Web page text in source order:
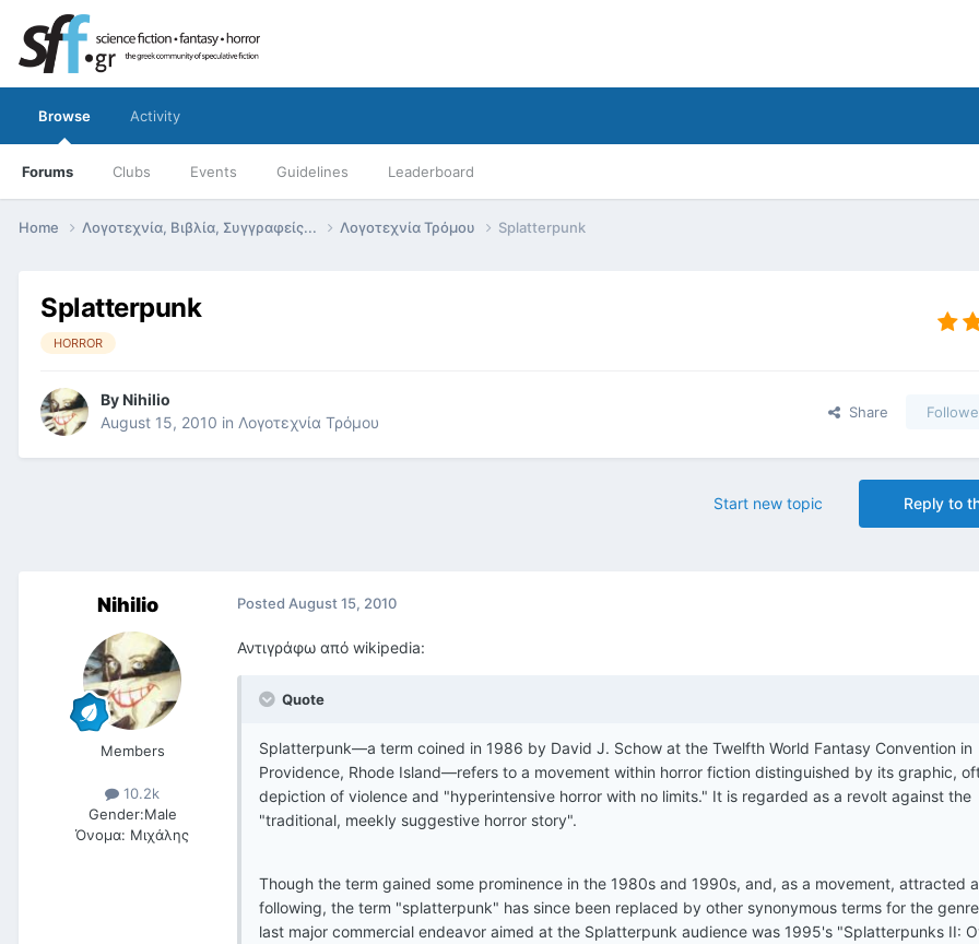
Browse
Forums Clubs Events Guidelines Leaderboard
Activity
Home Λογοτεχνία, Βιβλία, Συγγραφείς... Λογοτεχνία Τρόμου Splatterpunk
Splatterpunk
HORROR
ByNihilio
August 15, 2010 in Λογοτεχνία Τρόμου
Share
Reply to
Start new topic
Nihilio
Members
10.2k
Gender:Male
Όνομα: Μιχάλης
Posted August 15, 2010
Αντιγράφω από wikipedia:
Quote
Splatterpunk—a term coined in 1986 by David J. Schow at the Twelfth World Fantasy Convention in
Providence, Rhode Island—refers to a movement within horror fiction distinguished by its graphic,
depiction of violence and "hyperintensive horror with no limits." It is regarded as a revolt against the
"traditional, meekly suggestive horror story".
Though the term gained some prominence in the 1980s and 1990s, and, as a movement, attracted
following, the term "splatterpunk" has since been replaced by other synonymous terms for the
last major commercial endeavor aimed at the Splatterpunk audience was 1995's "Splatterpunks II: